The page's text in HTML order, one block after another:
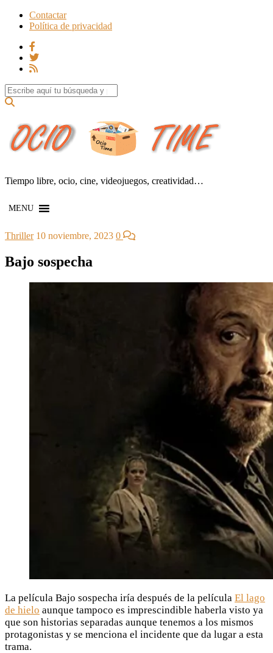
Contactar
Política de privacidad
Search for:
Tiempo libre, ocio, cine, videojuegos, creatividad…
MENU
Thriller 10 noviembre, 2023 0
Bajo sospecha
La película Bajo sospecha iría después de la película El lago
de hielo aunque tampoco es imprescindible haberla visto ya
que son historias separadas aunque tenemos a los mismos
protagonistas y se menciona el incidente que da lugar a esta
trama.